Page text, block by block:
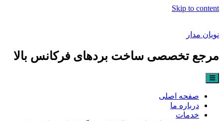
Skip to content
نویان مدار
مرجع تخصصی ساخت بردهای فرکانس بالا
صفحه اصلی
درباره ما
خدمات